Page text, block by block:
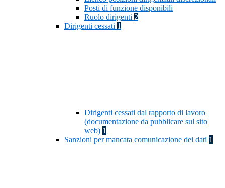
Posti di funzione disponibili
Ruolo dirigenti 2
Dirigenti cessati 1
Dirigenti cessati dal rapporto di lavoro
(documentazione da pubblicare sul sito
web) 1
Sanzioni per mancata comunicazione dei dati 1